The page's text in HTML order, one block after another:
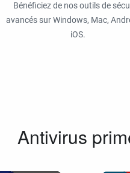
Bénéficiez de nos outils de
avancés sur Windows, Mac,
iOS.
Antivirus